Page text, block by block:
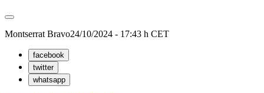
Montserrat Bravo24/10/2024 - 17:43 h CET
facebook
twitter
whatsapp